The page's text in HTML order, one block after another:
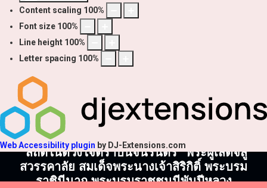
Content scaling 100%
Font size 100%
Line height 100%
Letter spacing 100%
Web Accessibility plugin by DJ-Extensions.com
"สถิตในดวงใจตราบนิจนิรันดร์" พระผู้เสด็จสู่
สวรรคาลัย สมเด็จพระนางเจ้าสิริกิติ์ พระบรม
ราชินีนาถ พระบรมราชชนนีพันปีหลวง